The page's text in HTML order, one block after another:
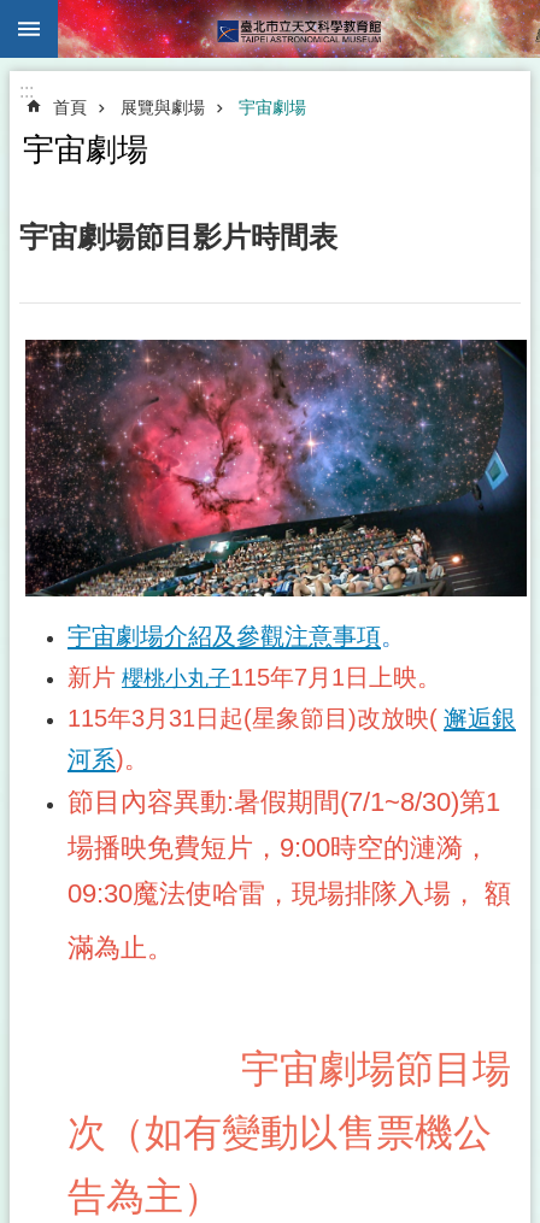
跳到主要內容區塊
:::
首頁 展覽與劇場 宇宙劇場
宇宙劇場
宇宙劇場節目影片時間表
宇宙劇場介紹及參觀注意事項。
新片 櫻桃小丸子115年7月1日上映。
115年3月31日起(星象節目)改放映( 邂逅銀
河系)。
節目內容異動:暑假期間(7/1~8/30)第1
場播映免費短片，9:00時空的漣漪，
09:30魔法使哈雷 ，現場排隊入場 ， 額
滿為止。
宇宙劇場節目場
次（如有變動以售票機公
告為主）